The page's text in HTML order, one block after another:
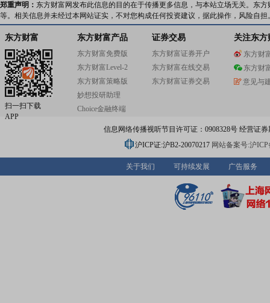
郑重声明： 东方财富网发布此信息的目的在于传播更多信息，与本站立场无关。东
等。相关信息并未经过本网站证实，不对您构成任何投资建议，据此操作，风险自担